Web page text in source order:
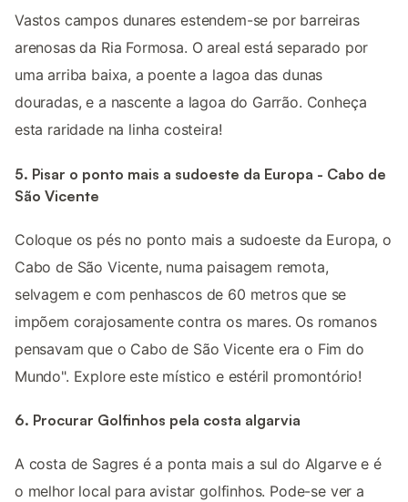
Vastos campos dunares estendem-se por barreiras
arenosas da Ria Formosa. O areal está separado por
uma arriba baixa, a poente a lagoa das dunas
douradas, e a nascente a lagoa do Garrão. Conheça
esta raridade na linha costeira!
5. Pisar o ponto mais a sudoeste da Europa - Cabo de
São Vicente
Coloque os pés no ponto mais a sudoeste da Europa, o
Cabo de São Vicente, numa paisagem remota,
selvagem e com penhascos de 60 metros que se
impõem corajosamente contra os mares. Os romanos
pensavam que o Cabo de São Vicente era o Fim do
Mundo". Explore este místico e estéril promontório!
6. Procurar Golfinhos pela costa algarvia
A costa de Sagres é a ponta mais a sul do Algarve e é
o melhor local para avistar golfinhos. Pode-se ver a